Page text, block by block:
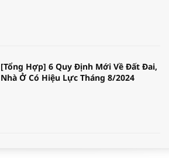
[Tổng Hợp] 6 Quy Định Mới Về Đất Đai,
Nhà Ở Có Hiệu Lực Tháng 8/2024